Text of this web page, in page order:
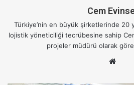
Tahterevallide ağırlıkları
bulmak bir ağırlık
Cem
Türkiye’nin en büyük şirketlerinde 20
lojistik yöneticiliği tecrübesine sahip
projeler müdürü olarak